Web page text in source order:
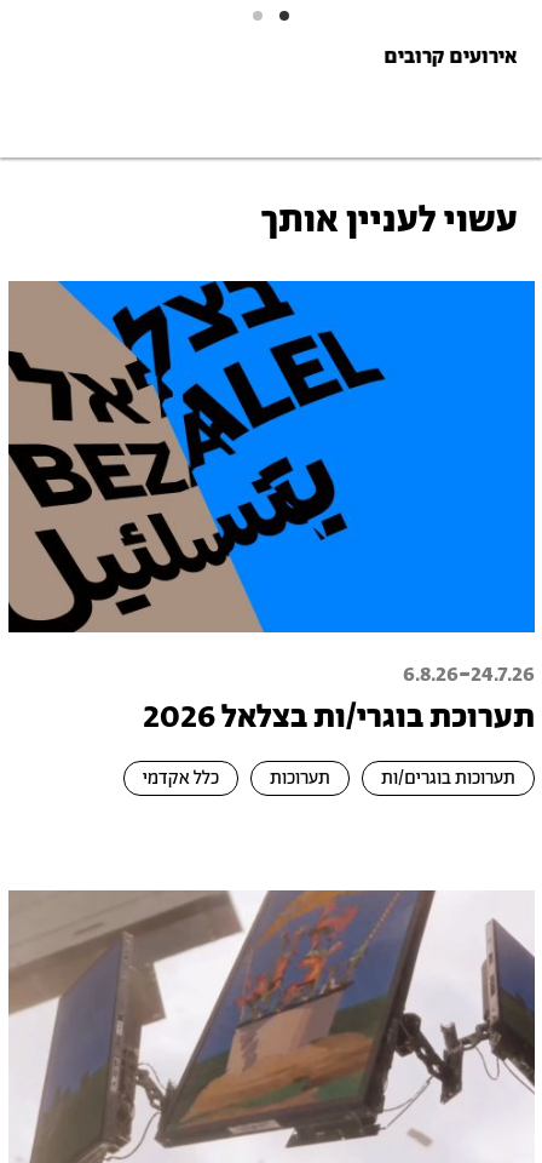
אירועים קרובים
עשוי לעניין אותך
24.7.26
-
6.8.26
תערוכת בוגרי/ות בצלאל 2026
תערוכות בוגרים/ות תערוכות כלל אקדמי